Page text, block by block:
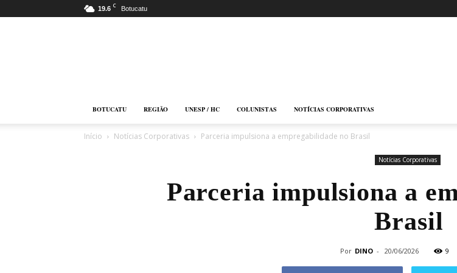
19.6 C Botucatu
BOTUCATU REGIÃO UNESP / HC COLUNISTAS NOTÍCIAS CORPORATIVAS
Início Notícias Corporativas Parceria impulsiona a empregabilidade no Brasil
Notícias Corporativas
Parceria impulsiona a
Brasil
Por DINO - 20/06/2026 9